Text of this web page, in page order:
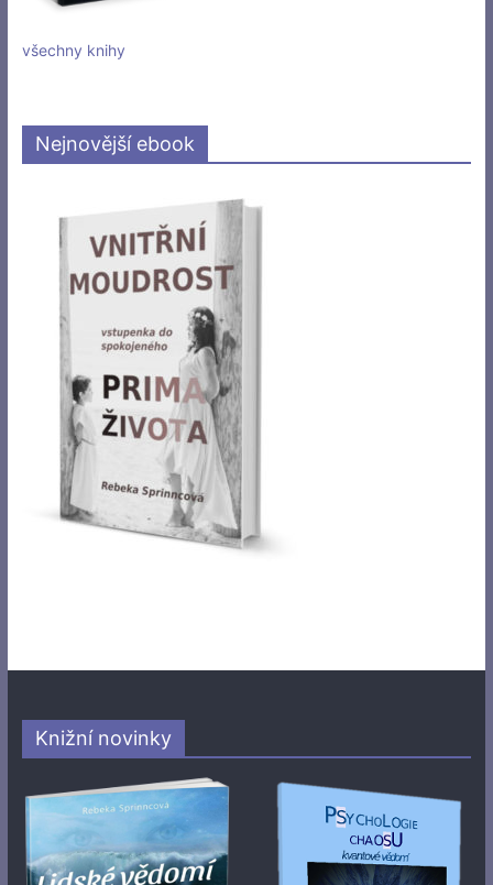
všechny knihy
Nejnovější ebook
Knižní novinky